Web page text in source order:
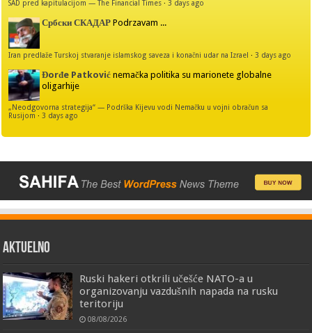
SAD pred kapitulacijom — The Financial Times ·3 days ago
Србски СКАДАР Podrzavam ...
Iran predlaže Turskoj stvaranje islamskog saveza i konačni udar na Izrael ·3 days ago
Đorđe Patković nemačka politika su marionete globalne
oligarhije
„Neodgovorna strategija“ — Podrška Kijevu vodi Nemačku u vojni obračun sa
Rusijom ·3 days ago
AKTUELNO
Ruski hakeri otkrili učešće NATO-a u
organizovanju vazdušnih napada na rusku
teritoriju
08/08/2026